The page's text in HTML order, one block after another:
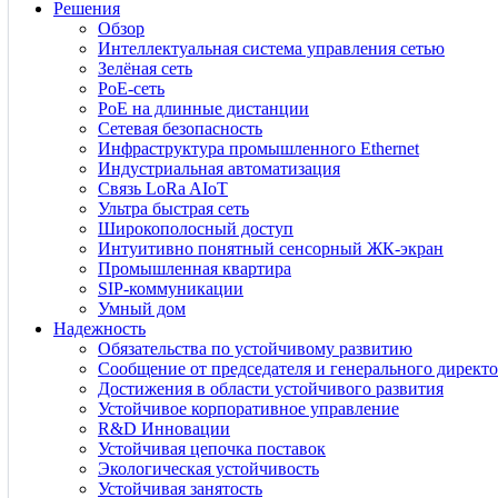
Решения
Обзор
Интеллектуальная система управления сетью
Зелёная сеть
PoE-сеть
PoE на длинные дистанции
Сетевая безопасность
Инфраструктура промышленного Ethernet
Индустриальная автоматизация
Связь LoRa AIoT
Ультра быстрая сеть
Широкополосный доступ
Интуитивно понятный сенсорный ЖК-экран
Промышленная квартира
SIP-коммуникации
Умный дом
Надежность
Обязательства по устойчивому развитию
Сообщение от председателя и генерального
Достижения в области устойчивого развития
Устойчивое корпоративное управление
R&D Инновации
Устойчивая цепочка поставок
Экологическая устойчивость
Устойчивая занятость